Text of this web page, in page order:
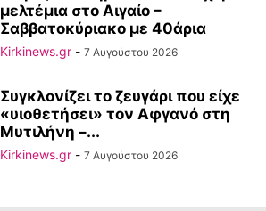
μελτέμια στο Αιγαίο –
Σαββατοκύριακο με 40άρια
Kirkinews.gr - 7 Αυγούστου 2026
Συγκλονίζει το ζευγάρι που είχε
«υιοθετήσει» τον Αφγανό στη
Μυτιλήνη –...
Kirkinews.gr - 7 Αυγούστου 2026